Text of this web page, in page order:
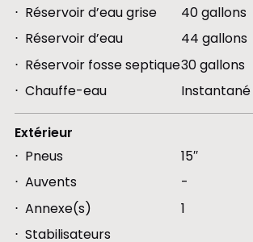
Réservoir d’eau grise
40 gallons
Réservoir d’eau
44 gallons
Réservoir fosse septique30 gallons
Chauffe-eau
Instantané
Extérieur
Pneus
15′′
Auvents
-
Annexe(s)
1
Stabilisateurs